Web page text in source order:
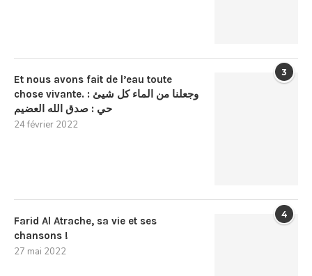
3
Et nous avons fait de l’eau toute
chose vivante. : وجعلنا من الماء كل شيئ
حي : صدق الله العضيم
24 février 2022
4
Farid Al Atrache, sa vie et ses
chansons !
27 mai 2022